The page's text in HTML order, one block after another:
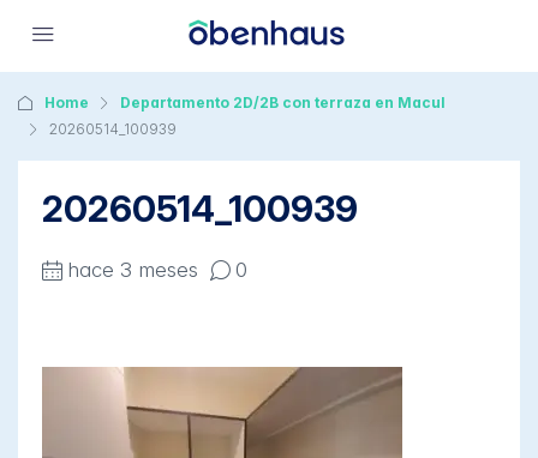
Home
Departamento 2D/2B con terraza en Macul
20260514_100939
20260514_100939
hace 3 meses 0